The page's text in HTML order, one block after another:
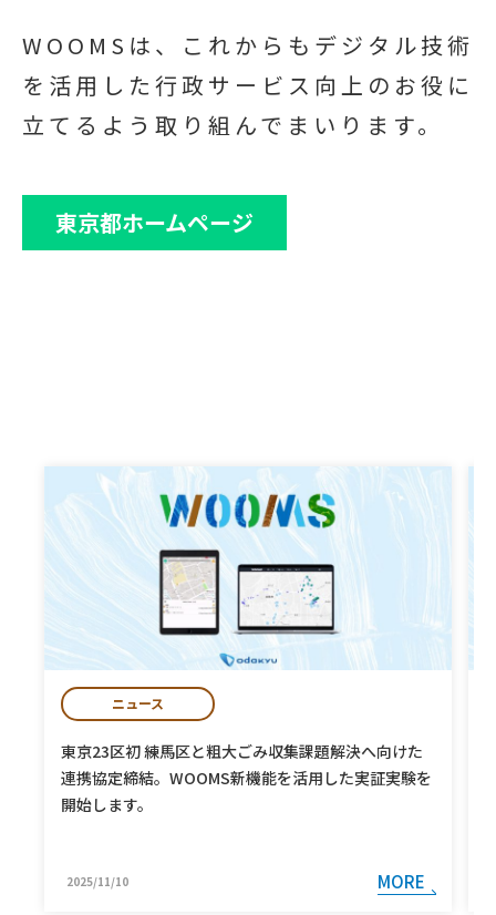
WOOMSは、これからもデジタル技術
を活用した行政サービス向上のお役に
立てるよう取り組んでまいります。
東京都ホームページ
ニュース
東京23区初 練馬区と粗大ごみ収集課題解決へ向けた
連携協定締結。WOOMS新機能を活用した実証実験を
開始します。
2025/11/10 MORE